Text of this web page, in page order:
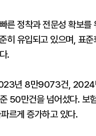
른 정착과 전문성 확보
히 유입되고 있으며, 표
.
년 8만9073건,
50만건을 넘어섰다.
르게 증가하고 있다.